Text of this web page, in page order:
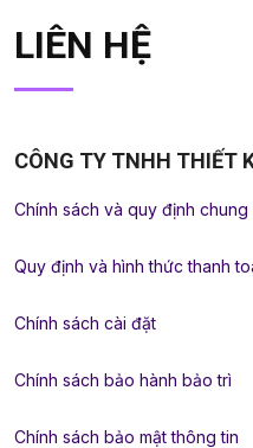
LIÊN HỆ
CÔNG TY TNHH THIẾT
Chính sách và quy định chung
Quy định và hình thức thanh
Chính sách cài đặt
Chính sách bảo hành bảo trì
Chính sách bảo mật thông tin